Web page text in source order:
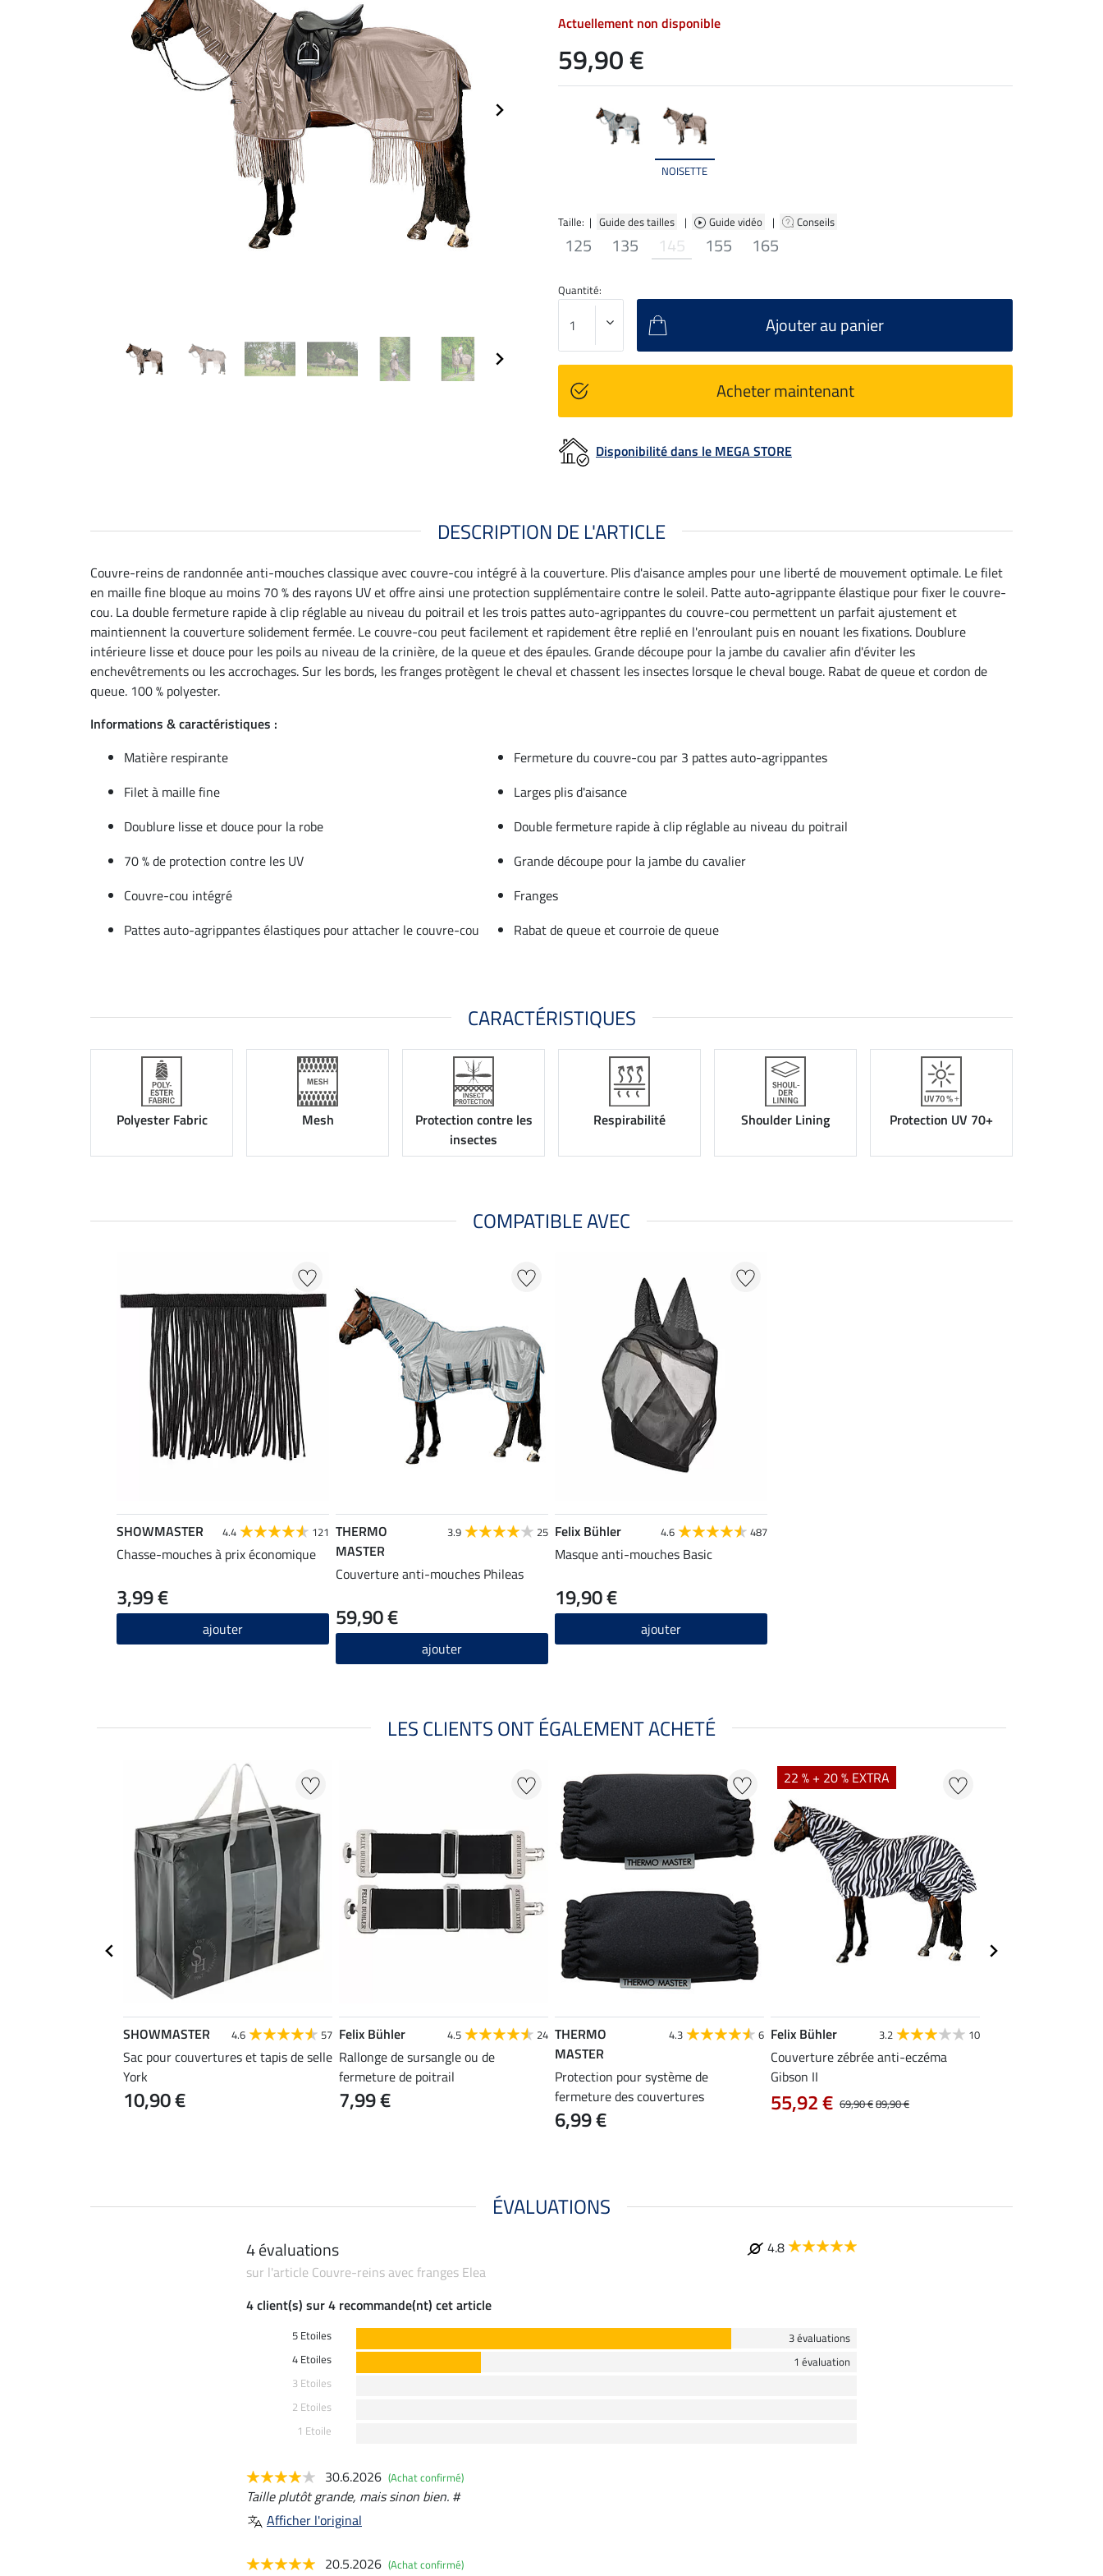
NOISETTE
Taille: | Guide des tailles | Guide vidéo | Conseils
125 135 145 155 165
Actuellement non disponible
59,90 €
Quantité:
Ajouter au panier
Acheter maintenant
Disponibilité dans le MEGA STORE
DESCRIPTION DE L'ARTICLE
Couvre-reins de randonnée anti-mouches classique avec couvre-cou intégré à la couverture. Plis d'aisance amples pour une liberté de mouvement optimale. Le filet
en maille fine bloque au moins 70 % des rayons UV et offre ainsi une protection supplémentaire contre le soleil. Patte auto-agrippante élastique pour fixer le couvre-
cou. La double fermeture rapide à clip réglable au niveau du poitrail et les trois pattes auto-agrippantes du couvre-cou permettent un parfait ajustement et
maintiennent la couverture solidement fermée. Le couvre-cou peut facilement et rapidement être replié en l'enroulant puis en nouant les fixations. Doublure
intérieure lisse et douce pour les poils au niveau de la crinière, de la queue et des épaules. Grande découpe pour la jambe du cavalier afin d'éviter les
enchevêtrements ou les accrochages. Sur les bords, les franges protègent le cheval et chassent les insectes lorsque le cheval bouge. Rabat de queue et cordon de
queue. 100 % polyester.
Informations & caractéristiques :
Matière respirante
Fermeture du couvre-cou par 3 pattes auto-agrippantes
Filet à maille fine
Larges plis d'aisance
Doublure lisse et douce pour la robe
Double fermeture rapide à clip réglable au niveau du poitrail
70 % de protection contre les UV
Grande découpe pour la jambe du cavalier
Couvre-cou intégré
Franges
Pattes auto-agrippantes élastiques pour attacher le couvre-cou
Rabat de queue et courroie de queue
CARACTÉRISTIQUES
Polyester Fabric Mesh
Protection contre les
insectes
Respirabilité Shoulder Lining Protection UV 70+
COMPATIBLE AVEC
SHOWMASTER 4.4 121
Chasse-mouches à prix économique
3,99 €
ajouter
THERMO
MASTER
3.9 25
Couverture anti-mouches Phileas
59,90 €
ajouter
Felix Bühler 4.6 487
Masque anti-mouches Basic
19,90 €
ajouter
LES CLIENTS ONT ÉGALEMENT ACHETÉ
SHOWMASTER 4.6 57
Sac pour couvertures et tapis de selle
York
10,90 €
Felix Bühler 4.5 24
Rallonge de sursangle ou de
fermeture de poitrail
7,99 €
THERMO
MASTER
4.3 6
Protection pour système de
fermeture des couvertures
6,99 €
22 % + 20 % EXTRA
Felix Bühler 3.2 10
Couverture zébrée anti-eczéma
Gibson II
69,90 €89,90 €
55,92 €
ÉVALUATIONS
4 évaluations
4.8
sur l'article Couvre-reins avec franges Elea
4 client(s) sur 4 recommande(nt) cet article
5 Etoiles
3 évaluations
4 Etoiles
1 évaluation
3 Etoiles
2 Etoiles
1 Etoile
30.6.2026 (Achat confirmé)
Taille plutôt grande, mais sinon bien. #
Afficher l'original
20.5.2026 (Achat confirmé)